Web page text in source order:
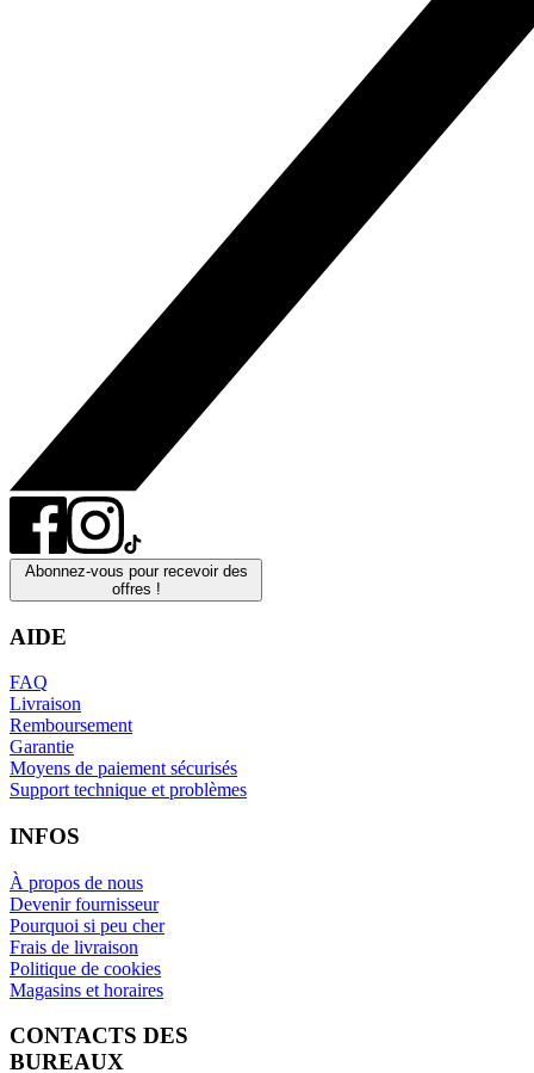
Abonnez-vous pour recevoir des
offres !
AIDE
FAQ
Livraison
Remboursement
Garantie
Moyens de paiement sécurisés
Support technique et problèmes
INFOS
À propos de nous
Devenir fournisseur
Pourquoi si peu cher
Frais de livraison
Politique de cookies
Magasins et horaires
CONTACTS DES
BUREAUX